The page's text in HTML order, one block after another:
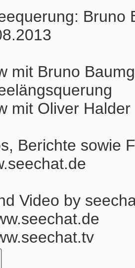
Bruno
mit Bruno
mit Oliver
Berichte sowie
Video by